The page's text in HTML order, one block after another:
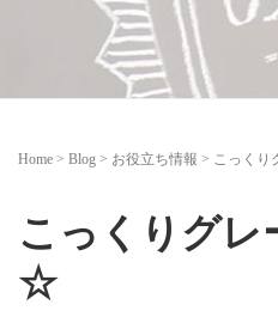
Home > Blog > お役立ち情報 > こっくり
こっくりグレ
☆